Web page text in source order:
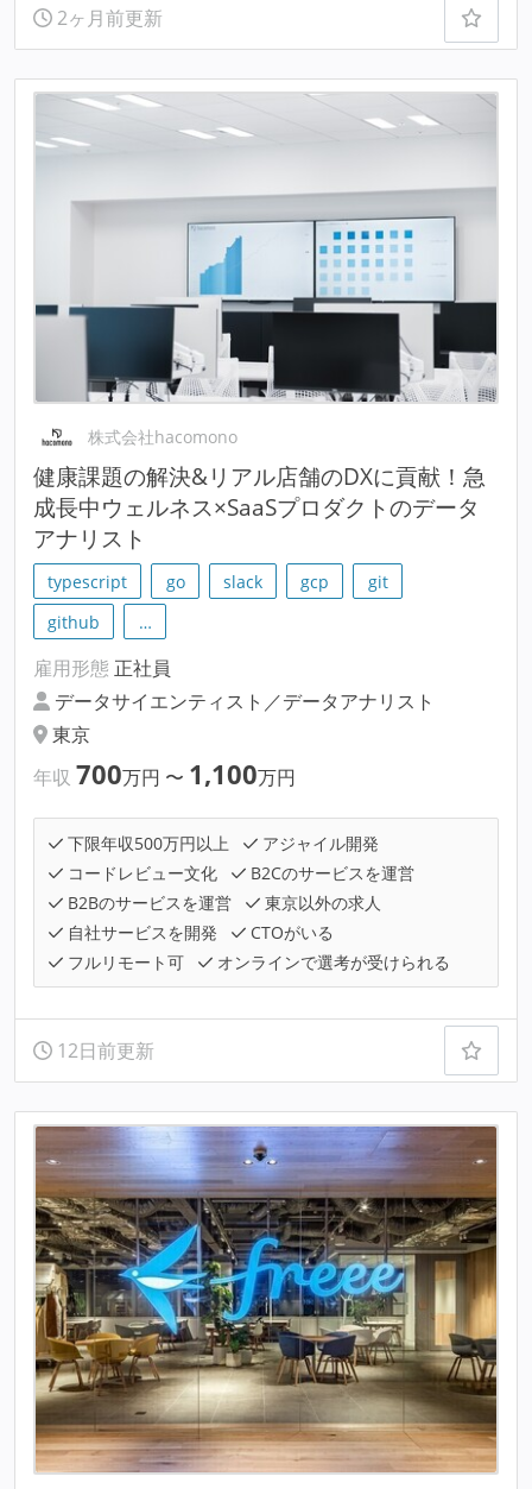
2ヶ月前更新
株式会社hacomono
健康課題の解決&リアル店舗のDXに貢献！急
成長中ウェルネス×SaaSプロダクトのデータ
アナリスト
typescript go slack gcp
git
github
…
雇用形態 正社員
データサイエンティスト／データアナリスト
東京
年収 700万円 〜 1,100万円
下限年収500万円以上
アジャイル開発
コードレビュー文化
B2Cのサービスを運営
B2Bのサービスを運営
東京以外の求人
自社サービスを開発
CTOがいる
フルリモート可
オンラインで選考が受けられる
12日前更新